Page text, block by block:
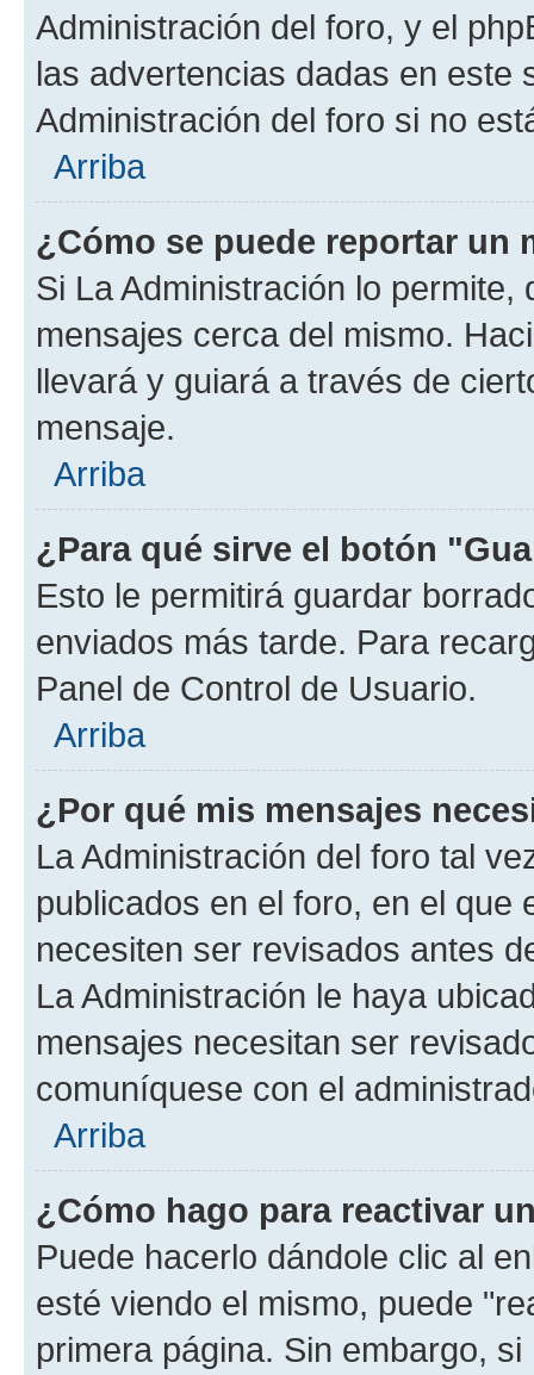
Administración del foro, y el
las advertencias dadas en este
Administración del foro si no
Arriba
¿Cómo se puede reportar un
Si La Administración lo
mensajes cerca del mismo.
llevará y guiará a través de
mensaje.
Arriba
¿Para qué sirve el botón
Esto le permitirá guardar
enviados más tarde. Para
Panel de Control de Usuario.
Arriba
¿Por qué mis mensajes
La Administración del foro tal
publicados en el foro, en el que
necesiten ser revisados antes
La Administración le haya
mensajes necesitan ser
comuníquese con el
Arriba
¿Cómo hago para reactivar
Puede hacerlo dándole clic al
esté viendo el mismo, puede
primera página. Sin embargo,